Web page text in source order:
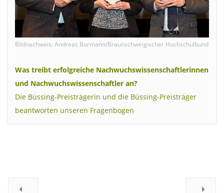
Bildnachweis: Andreas Bormann/Braunschweigischer Hochschulbund
Was treibt erfolgreiche Nachwuchswissenschaftlerinnen
und Nachwuchswissenschaftler an?
Die Büssing-Preisträgerin und die Büssing-Preisträger
beantworten unseren Fragenbogen